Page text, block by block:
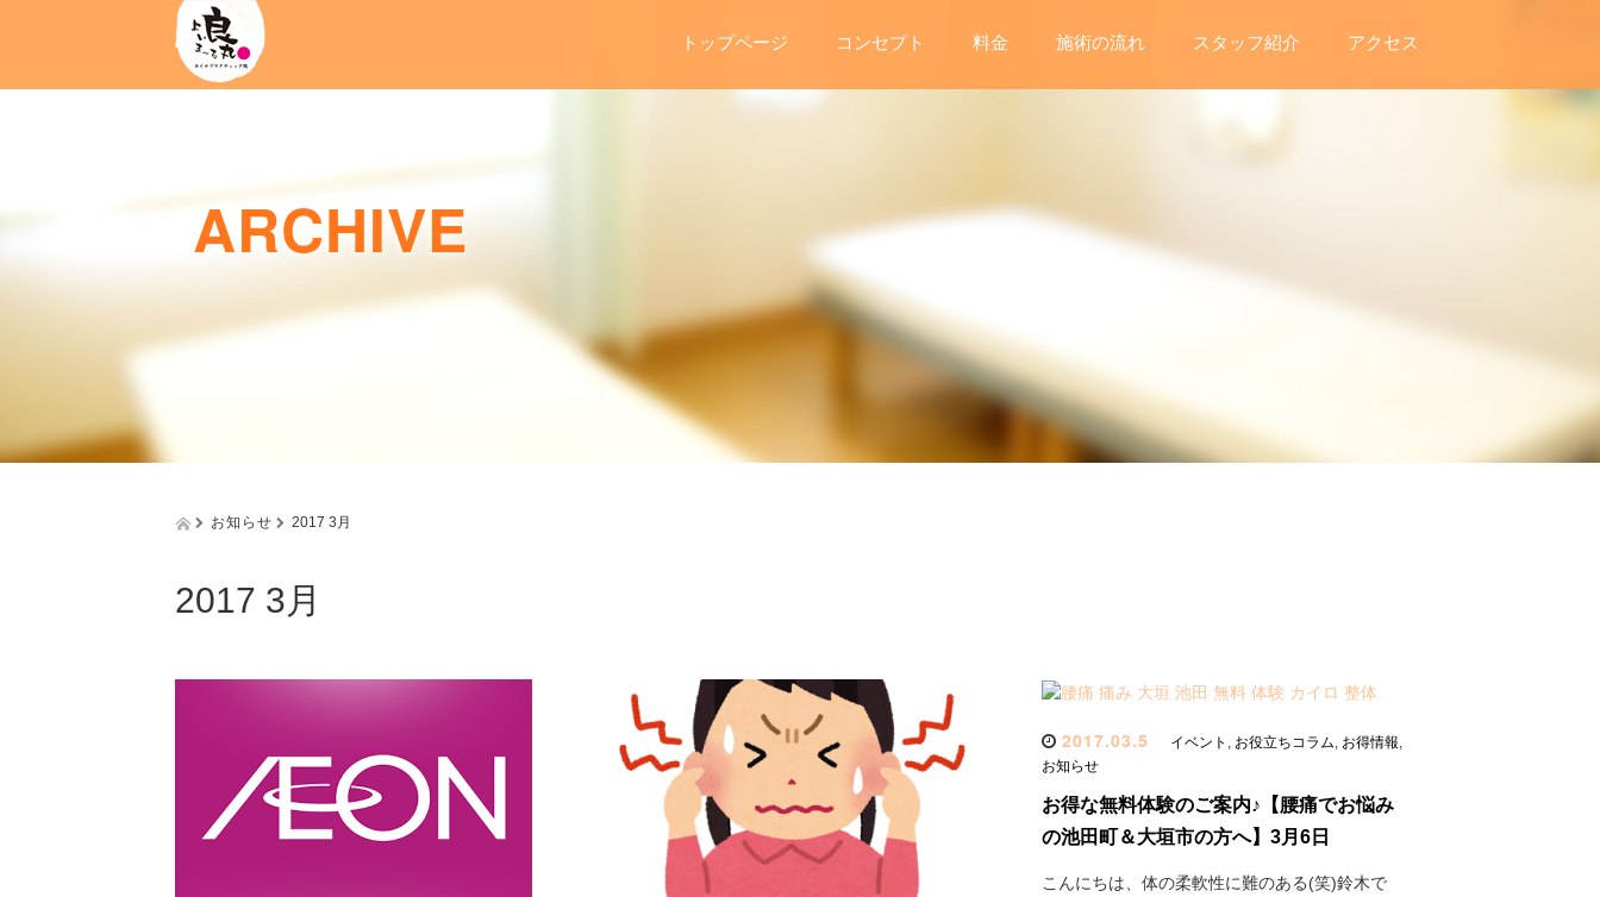
トップページ コンセプト 料金 施術の流れ スタッフ紹介 アクセス
ARCHIVE
お知らせ 2017 3月
2017 3月
2017.03.5 イベント , お役立ちコラム, お得情報,
お知らせ
お得な無料体験のご案内♪【腰痛でお悩み
の池田町＆大垣市の方へ】3月6日
こんにちは、体の柔軟性に難のある(笑)鈴木で